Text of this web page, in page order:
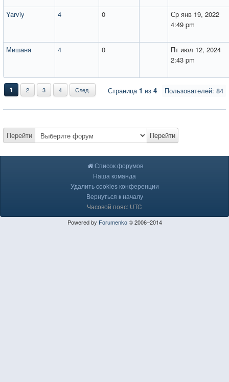
Yarviy 4 0
Ср янв 19, 2022
4:49 pm
Мишаня 4 0
Пт июл 12, 2024
2:43 pm
Пользователей: 84
1 2 3 4 След. Страница1 из 4
Перейти Перейти
Список форумов
Наша команда
Удалить cookies конференции
Вернуться к началу
Часовой пояс: UTC
Powered by Forumenko© 2006–2014